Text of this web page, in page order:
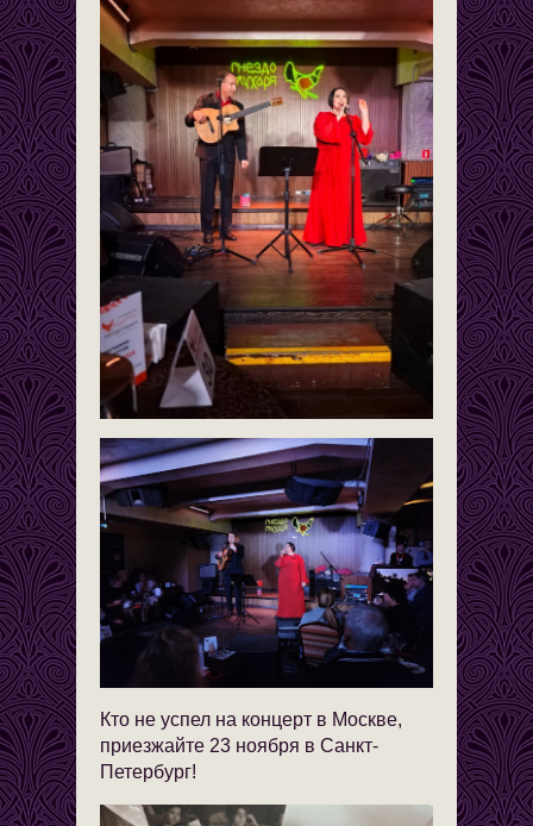
Кто не успел на концерт в Москве,
приезжайте 23 ноября в Санкт-
Петербург!